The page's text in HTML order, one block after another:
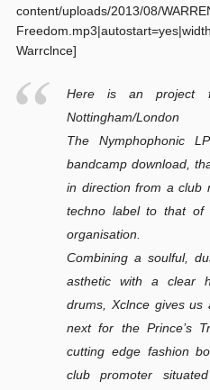
content/uploads/2013/08/
Warrclnce]
Here is an project
Nottingham/London
The Nymphophonic
bandcamp download,
in direction from a club
techno label to that of
organisation.
Combining a soulful,
asthetic with a clear
drums, Xclnce gives
next for the Prince’s
cutting edge fashion
club promoter